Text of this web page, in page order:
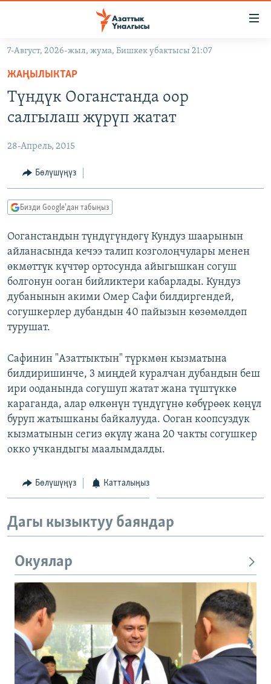
Навигацияга
өтүңүз
Издөөгө
салыңызКЫРГЫЗСТАН
ЭКОНОМИКА
МАДАНИЯТ
ДҮЙНӨ
БОРБОР АЗИЯ
АТАЙЫН ИЛИКТӨӨ
ТВ ПРОГРАММАЛАР
ЭКСПЕРТТЕР ТАЛДАЙТ
БИЗ ЖАНА ДҮЙНӨ
ЭЖЕ-СИҢДИЛЕР
ЫҢГАЙСЫЗ СУРООЛОР
ӨЗГӨЧӨ ПИКИР
Русский
ОНЛАЙН ШЕРИНЕ
ЭЕ/АРнун бардык сайттары
7-Август, 2026-жыл, жума, Бишкек убактысы 21:07
ЖАҢЫЛЫКТАР
Түндүк Ооганстанда оор
салгылаш жүрүп жатат
28-Апрель, 2015
Бөлүшүңүз
Бизди Google'дан табыңыз
Ооганстандын түндүгүндөгү Кундуз шаарынын
айланасында кечээ талип козголоңчулары менен
өкмөттүк күчтөр ортосунда айыгышкан согуш
болгонун ооган бийликтери кабарлады. Кундуз
дубанынын акими Омер Сафи билдиргендей,
согушкерлер дубандын 40 пайызын көзөмөлдөп
турушат.
Сафинин "Азаттыктын" түркмөн кызматына
билдиришинче, 3 миңдей куралчан дубандын беш
ири ооданында согушуп жатат жана түштүккө
караганда, алар өлкөнүн түндүгүнө көбүрөөк көңүл
буруп жатышканы байкалууда. Ооган коопсуздук
кызматынын сегиз өкүлү жана 20 чакты согушкер
окко учкандыгы маалымдалды.
Бөлүшүңүз Катталыңыз
Дагы кызыктуу баяндар
Окуялар